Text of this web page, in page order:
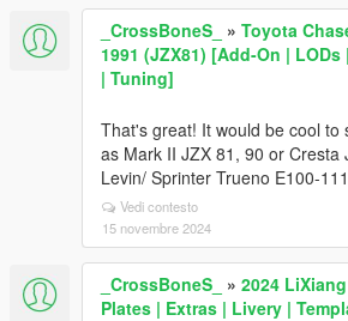
_CrossBoneS_ » Toyota
1991 (JZX81) [Add-On |
| Tuning]
That's great! It would be cool to
as Mark II JZX 81, 90 or Cresta
Levin/ Sprinter Trueno E100-
Vedi contesto
15 novembre 2024
_CrossBoneS_ » 2024
Plates | Extras | Livery |